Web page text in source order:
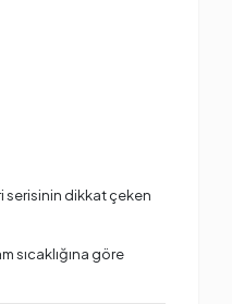
serisinin dikkat çeken
sıcaklığına göre